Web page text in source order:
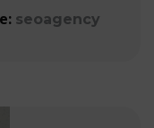
seoagency